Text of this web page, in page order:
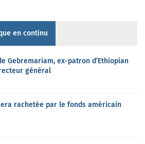
en continu
Gebremariam, ex-patron d’Ethiopian
général
rachetée par le fonds américain